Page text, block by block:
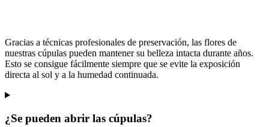
Gracias a técnicas profesionales de preservación, las flores de
nuestras cúpulas pueden mantener su belleza intacta durante años.
Esto se consigue fácilmente siempre que se evite la exposición
directa al sol y a la humedad continuada.
¿Se pueden abrir las cúpulas?